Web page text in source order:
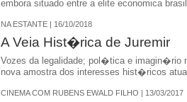
embora situado entre a elite economica
NA ESTANTE | 16/10/2018
A Veia Hist�rica de Juremir
Vozes da legalidade; pol�tica e imagin�rio
nova amostra dos interesses hist�ricos
CINEMA COM RUBENS EWALD FILHO | 13/03/2017